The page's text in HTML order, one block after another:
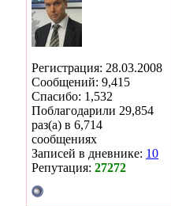
Регистрация: 28.03.2008
Сообщений: 9,415
Спасибо: 1,532
Поблагодарили 29,854
раз(а) в 6,714
сообщениях
Записей в дневнике: 10
Репутация: 27272